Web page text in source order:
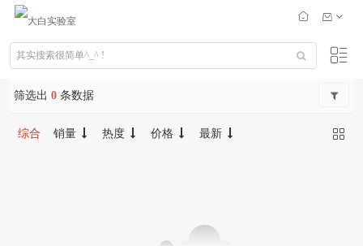
筛选出 0 条数据
综合 销量 热度 价格 最新